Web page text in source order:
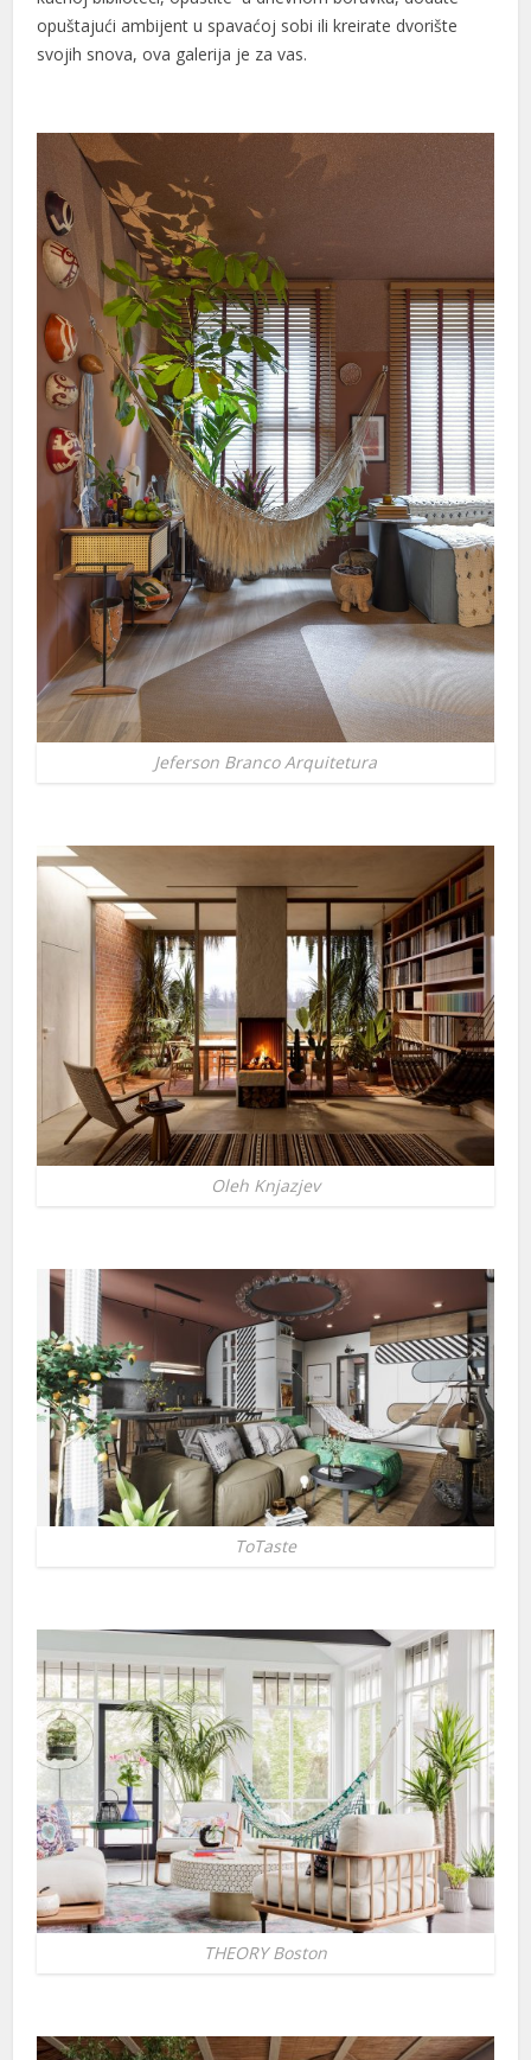
opuštajući ambijent u spavaćoj sobi ili kreirate dvorište
svojih snova, ova galerija je za vas.
Jeferson Branco Arquitetura
Oleh Knjazjev
ToTaste
THEORY Boston